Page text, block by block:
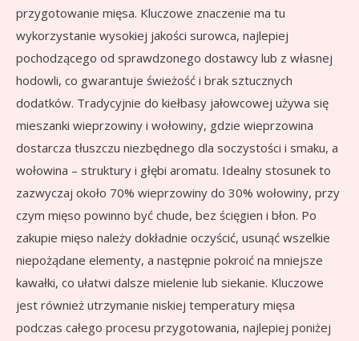
przygotowanie mięsa. Kluczowe znaczenie ma tu
wykorzystanie wysokiej jakości surowca, najlepiej
pochodzącego od sprawdzonego dostawcy lub z własnej
hodowli, co gwarantuje świeżość i brak sztucznych
dodatków. Tradycyjnie do kiełbasy jałowcowej używa się
mieszanki wieprzowiny i wołowiny, gdzie wieprzowina
dostarcza tłuszczu niezbędnego dla soczystości i smaku, a
wołowina – struktury i głębi aromatu. Idealny stosunek to
zazwyczaj około 70% wieprzowiny do 30% wołowiny, przy
czym mięso powinno być chude, bez ścięgien i błon. Po
zakupie mięso należy dokładnie oczyścić, usunąć wszelkie
niepożądane elementy, a następnie pokroić na mniejsze
kawałki, co ułatwi dalsze mielenie lub siekanie. Kluczowe
jest również utrzymanie niskiej temperatury mięsa
podczas całego procesu przygotowania, najlepiej poniżej